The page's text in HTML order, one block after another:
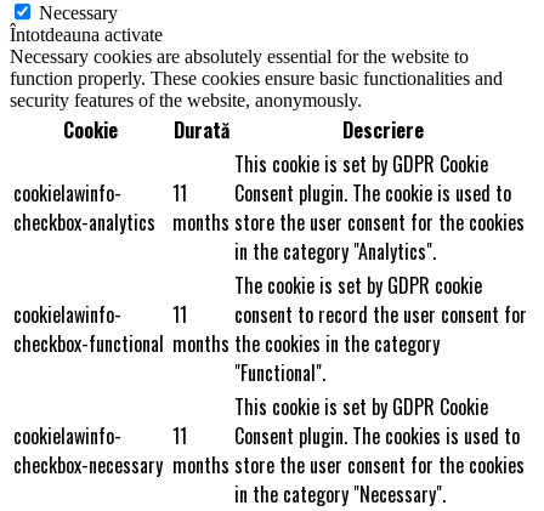
Necessary
Întotdeauna activate
Necessary cookies are absolutely essential for the website to
function properly. These cookies ensure basic functionalities and
security features of the website, anonymously.
Cookie Durată Descriere
cookielawinfo-
checkbox-analytics
11
months
This cookie is set by GDPR Cookie
Consent plugin. The cookie is used to
store the user consent for the cookies
in the category "Analytics".
cookielawinfo-
checkbox-functional
11
months
The cookie is set by GDPR cookie
consent to record the user consent for
the cookies in the category
"Functional".
cookielawinfo-
checkbox-necessary
11
months
This cookie is set by GDPR Cookie
Consent plugin. The cookies is used to
store the user consent for the cookies
in the category "Necessary".